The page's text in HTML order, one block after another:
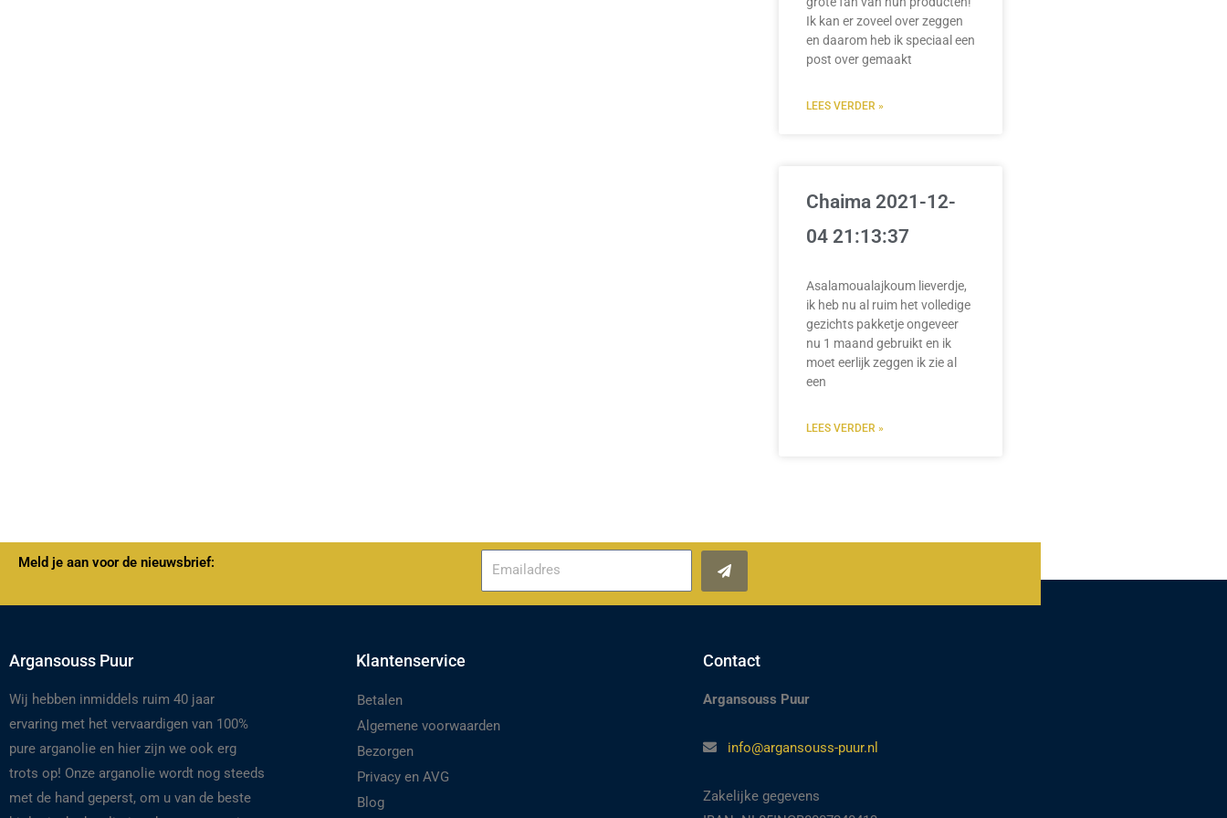
Ik kan er zoveel over zeggen
en daarom heb ik speciaal een
post over gemaakt
LEES VERDER »
Chaima 2021-12-
04 21:13:37
Asalamoualajkoum lieverdje,
ik heb nu al ruim het volledige
gezichts pakketje ongeveer
nu 1 maand gebruikt en ik
moet eerlijk zeggen ik zie al
een
LEES VERDER »
Meld je aan voor de nieuwsbrief: Verzenden
Argansouss Puur
Wij hebben inmiddels ruim 40 jaar
ervaring met het vervaardigen van 100%
pure arganolie en hier zijn we ook erg
trots op! Onze arganolie wordt nog steeds
met de hand geperst, om u van de beste
Klantenservice
Betalen
Algemene voorwaarden
Bezorgen
Privacy en AVG
Blog
Contact
Argansouss Puur
info@argansouss-puur.nl
Zakelijke gegevens